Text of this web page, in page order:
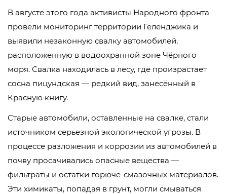
В августе этого года активисты Народного фронта
провели мониторинг территории Геленджика и
выявили незаконную свалку автомобилей,
расположенную в водоохранной зоне Чёрного
моря. Свалка находилась в лесу, где произрастает
сосна пицундская — редкий вид, занесённый в
Красную книгу.
Старые автомобили, оставленные на свалке, стали
источником серьезной экологической угрозы. В
процессе разложения и коррозии из автомобилей в
почву просачивались опасные вещества —
фильтраты и остатки горюче-смазочных материалов.
Эти химикаты, попадая в грунт, могли смываться